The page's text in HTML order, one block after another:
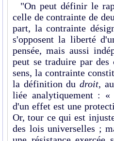
"On peut définir le
celle de contrainte de
part, la contrainte
s'opposent la liberté
pensée, mais aussi
peut se traduire par
sens, la contrainte
la définition dudroit,
liée analytiquement : «
d'un effet est une
Or, tour ce qui est
des lois uni­verselles ;